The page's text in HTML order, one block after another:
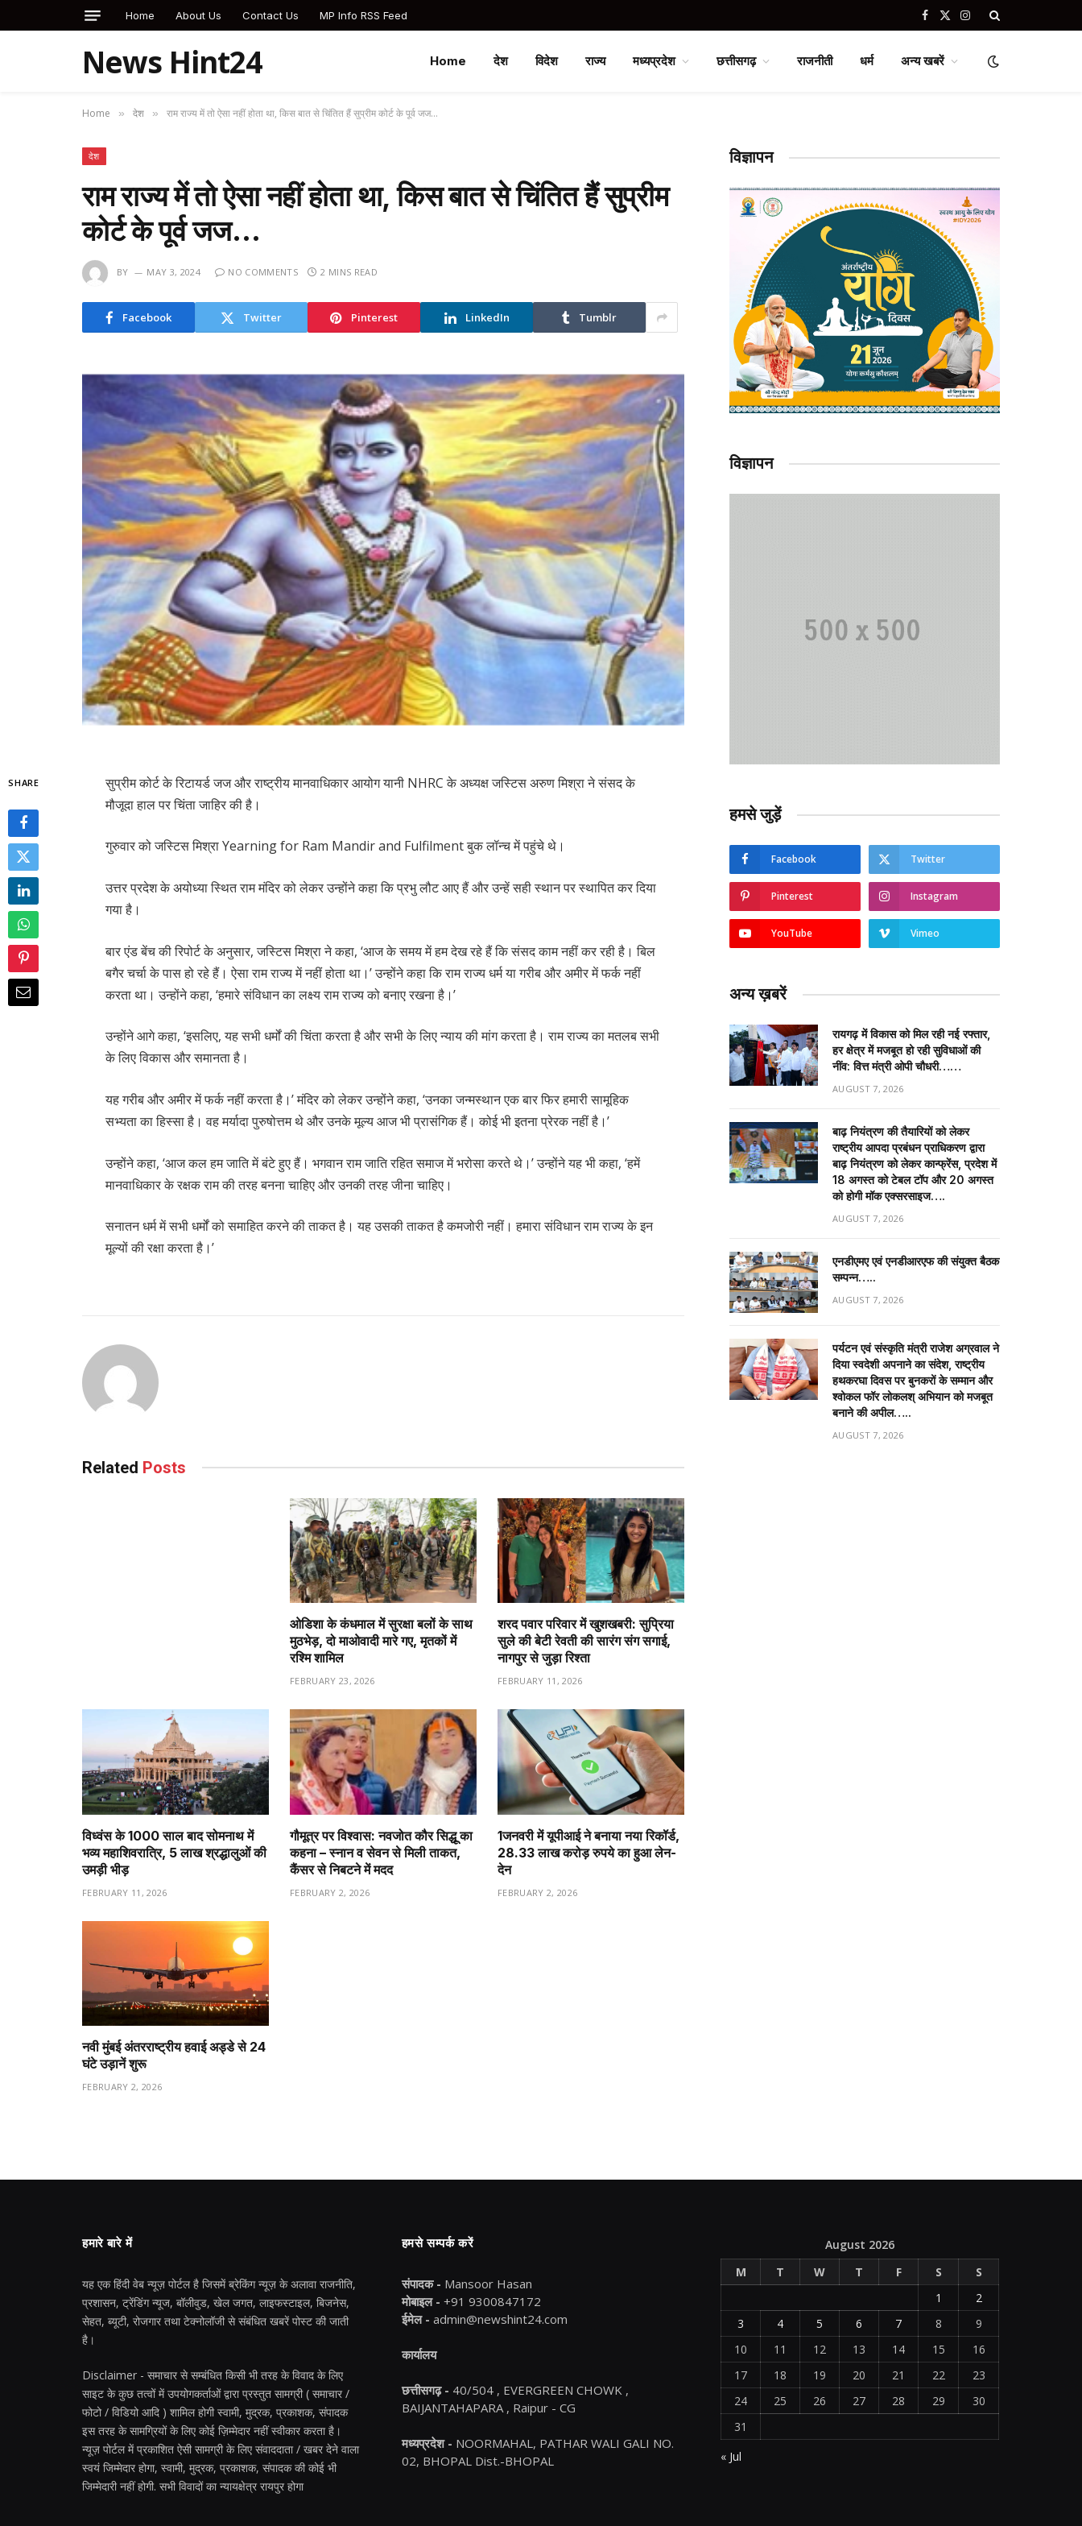
Home About Us Contact Us MP Info RSS Feed Facebook
X
Instagram
News Hint24 Home देश विदेश राज्य मध्यप्रदेश छत्तीसगढ़ राजनीती धर्म अन्य खबरें
Home » देश » राम राज्य में तो ऐसा नहीं होता था, किस बात से चिंतित हैं सुप्रीम कोर्ट के पूर्व जज…
देश
राम राज्य में तो ऐसा नहीं होता था, किस बात से चिंतित हैं सुप्रीम
कोर्ट के पूर्व जज…
BY MAY 3, 2024 NO COMMENTS 2 MINS READ
Facebook Twitter Pinterest LinkedIn Tumblr
SHARE
सुप्रीम कोर्ट के रिटायर्ड जज और राष्ट्रीय मानवाधिकार आयोग यानी NHRC के अध्यक्ष जस्टिस अरुण मिश्रा ने संसद के
मौजूदा हाल पर चिंता जाहिर की है।
गुरुवार को जस्टिस मिश्रा Yearning for Ram Mandir and Fulfilment बुक लॉन्च में पहुंचे थे।
उत्तर प्रदेश के अयोध्या स्थित राम मंदिर को लेकर उन्होंने कहा कि प्रभु लौट आए हैं और उन्हें सही स्थान पर स्थापित कर दिया
गया है।
बार एंड बेंच की रिपोर्ट के अनुसार, जस्टिस मिश्रा ने कहा, ‘आज के समय में हम देख रहे हैं कि संसद काम नहीं कर रही है। बिल
बगैर चर्चा के पास हो रहे हैं। ऐसा राम राज्य में नहीं होता था।’ उन्होंने कहा कि राम राज्य धर्म या गरीब और अमीर में फर्क नहीं
करता था। उन्होंने कहा, ‘हमारे संविधान का लक्ष्य राम राज्य को बनाए रखना है।’
उन्होंने आगे कहा, ‘इसलिए, यह सभी धर्मों की चिंता करता है और सभी के लिए न्याय की मांग करता है। राम राज्य का मतलब सभी
के लिए विकास और समानता है।
यह गरीब और अमीर में फर्क नहीं करता है।’ मंदिर को लेकर उन्होंने कहा, ‘उनका जन्मस्थान एक बार फिर हमारी सामूहिक
सभ्यता का हिस्सा है। वह मर्यादा पुरुषोत्तम थे और उनके मूल्य आज भी प्रासंगिक हैं। कोई भी इतना प्रेरक नहीं है।’
उन्होंने कहा, ‘आज कल हम जाति में बंटे हुए हैं। भगवान राम जाति रहित समाज में भरोसा करते थे।’ उन्होंने यह भी कहा, ‘हमें
मानवाधिकार के रक्षक राम की तरह बनना चाहिए और उनकी तरह जीना चाहिए।
सनातन धर्म में सभी धर्मों को समाहित करने की ताकत है। यह उसकी ताकत है कमजोरी नहीं। हमारा संविधान राम राज्य के इन
मूल्यों की रक्षा करता है।’
Related Posts
ओडिशा के कंधमाल में सुरक्षा बलों के साथ
मुठभेड़, दो माओवादी मारे गए, मृतकों में
रश्मि शामिल
FEBRUARY 23, 2026
शरद पवार परिवार में खुशखबरी: सुप्रिया
सुले की बेटी रेवती की सारंग संग सगाई,
नागपुर से जुड़ा रिश्ता
FEBRUARY 11, 2026
विध्वंस के 1000 साल बाद सोमनाथ में
भव्य महाशिवरात्रि, 5 लाख श्रद्धालुओं की
उमड़ी भीड़
FEBRUARY 11, 2026
गौमूत्र पर विश्वास: नवजोत कौर सिद्धू का
कहना – स्नान व सेवन से मिली ताकत,
कैंसर से निबटने में मदद
FEBRUARY 2, 2026
1️जनवरी में यूपीआई ने बनाया नया रिकॉर्ड,
28.33 लाख करोड़ रुपये का हुआ लेन-
देन
FEBRUARY 2, 2026
नवी मुंबई अंतरराष्ट्रीय हवाई अड्डे से 24
घंटे उड़ानें शुरू
FEBRUARY 2, 2026
विज्ञापन
विज्ञापन
हमसे जुड़ें
Facebook Twitter
Pinterest Instagram
YouTube Vimeo
अन्य ख़बरें
रायगढ़ में विकास को मिल रही नई रफ्तार,
हर क्षेत्र में मजबूत हो रही सुविधाओं की
नींव: वित्त मंत्री ओपी चौधरी……
AUGUST 7, 2026
बाढ़ नियंत्रण की तैयारियों को लेकर
राष्ट्रीय आपदा प्रबंधन प्राधिकरण द्वारा
बाढ़ नियंत्रण को लेकर कान्फ्रेंस, प्रदेश में
18 अगस्त को टेबल टॉप और 20 अगस्त
को होगी मॉक एक्सरसाइज….
AUGUST 7, 2026
एनडीएमए एवं एनडीआरएफ की संयुक्त बैठक
सम्पन्न…..
AUGUST 7, 2026
पर्यटन एवं संस्कृति मंत्री राजेश अग्रवाल ने
दिया स्वदेशी अपनाने का संदेश, राष्ट्रीय
हथकरघा दिवस पर बुनकरों के सम्मान और
श्वोकल फॉर लोकलश् अभियान को मजबूत
बनाने की अपील…..
AUGUST 7, 2026
हमारे बारे में
यह एक हिंदी वेब न्यूज़ पोर्टल है जिसमें ब्रेकिंग न्यूज़ के अलावा राजनीति,
प्रशासन, ट्रेंडिंग न्यूज, बॉलीवुड, खेल जगत, लाइफस्टाइल, बिजनेस,
सेहत, ब्यूटी, रोजगार तथा टेक्नोलॉजी से संबंधित खबरें पोस्ट की जाती
है।
Disclaimer - समाचार से सम्बंधित किसी भी तरह के विवाद के लिए
साइट के कुछ तत्वों में उपयोगकर्ताओं द्वारा प्रस्तुत सामग्री ( समाचार /
फोटो / विडियो आदि ) शामिल होगी स्वामी, मुद्रक, प्रकाशक, संपादक
इस तरह के सामग्रियों के लिए कोई ज़िम्मेदार नहीं स्वीकार करता है।
न्यूज़ पोर्टल में प्रकाशित ऐसी सामग्री के लिए संवाददाता / खबर देने वाला
स्वयं जिम्मेदार होगा, स्वामी, मुद्रक, प्रकाशक, संपादक की कोई भी
जिम्मेदारी नहीं होगी. सभी विवादों का न्यायक्षेत्र रायपुर होगा
हमसे सम्पर्क करें
संपादक - Mansoor Hasan
मोबाइल - +91 9300847172
ईमेल - admin@newshint24.com
कार्यालय
छत्तीसगढ़ - 40/504 , EVERGREEN CHOWK ,
BAIJANTAHAPARA , Raipur - CG
मध्यप्रदेश - NOORMAHAL, PATHAR WALI GALI NO.
02, BHOPAL Dist.-BHOPAL
August 2026
M
T W T F S
S
1
2
3
4 5 6 7 8
9
10
11 12 13 14 15
16
17
18 19 20 21 22
23
24
25 26 27 28 29
30
31
« Jul